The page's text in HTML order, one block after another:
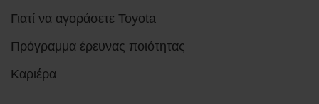
Γιατί να αγοράσετε Toyota
Πρόγραμμα έρευνας ποιότητας
Καριέρα